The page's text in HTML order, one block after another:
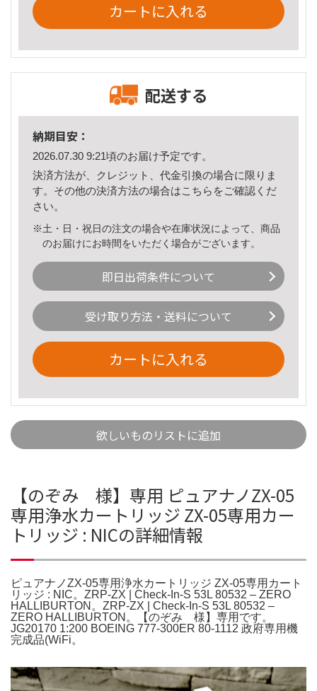
カートに入れる
配送する
納期目安：
2026.07.30 9:21頃のお届け予定です。
決済方法が、クレジット、代金引換の場合に限りま
す。その他の決済方法の場合はこちら をご確認くだ
さい。
※土・日・祝日の注文の場合や在庫状況によって、商品
のお届けにお時間をいただく場合がございます。
即日出荷条件について
受け取り方法・送料について
カートに入れる
欲しいものリストに追加
【のぞみ 様】専用 ピュアナノZX-05
専用浄水カートリッジ ZX-05専用カー
トリッジ : NICの詳細情報
ピュアナノZX-05専用浄水カートリッジ ZX-05専用カート
リッジ : NIC。ZRP-ZX | Check-In-S 53L 80532 – ZERO
HALLIBURTON。ZRP-ZX | Check-In-S 53L 80532 –
ZERO HALLIBURTON。【のぞみ 様】専用です。
JG20170 1:200 BOEING 777-300ER 80-1112 政府専用機
完成品(WiFi。